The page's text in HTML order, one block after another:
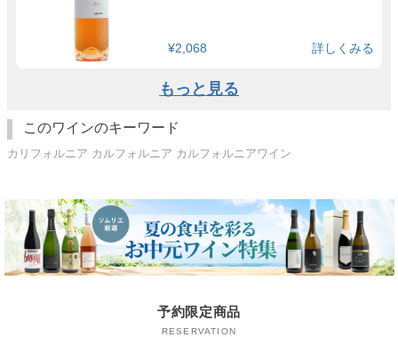
¥2,068 詳しくみる
もっと見る
このワインのキーワード
カリフォルニア カルフォルニア カルフォルニアワイン
予約限定商品
RESERVATION